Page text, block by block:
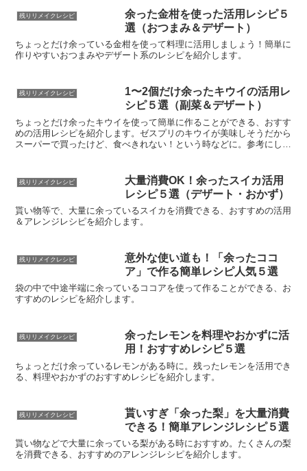
残りリメイクレシピ
余った金柑を使った活用レシピ５
選（おつまみ＆デザート）
ちょっとだけ余っている金柑を使って料理に活用しましょう！簡単に
作りやすいおつまみやデザート系のレシピを紹介します。
残りリメイクレシピ
1〜2個だけ余ったキウイの活用レ
シピ５選（副菜＆デザート）
ちょっとだけ余ったキウイを使って簡単に作ることができる、おすす
めの活用レシピを紹介します。ゼスプリのキウイが美味しそうだから
スーパーで買ったけど、食べきれない！という時などに。参考にして
残りリメイクレシピ
大量消費OK！余ったスイカ活用
レシピ５選（デザート・おかず）
貰い物等で、大量に余っているスイカを消費できる、おすすめの活用
＆アレンジレシピを紹介します。
残りリメイクレシピ
意外な使い道も！「余ったココ
ア」で作る簡単レシピ人気５選
袋の中で中途半端に余っているココアを使って作ることができる、お
すすめのレシピを紹介します。
残りリメイクレシピ
余ったレモンを料理やおかずに活
用！おすすめレシピ５選
ちょっとだけ余っているレモンがある時に。残ったレモンを活用でき
る、料理やおかずのおすすめレシピを紹介します。
残りリメイクレシピ
貰いすぎ「余った梨」を大量消費
できる！簡単アレンジレシピ５選
貰い物などで大量に余っている梨がある時におすすめ。たくさんの梨
を消費できる、おすすめのアレンジレシピを紹介します。